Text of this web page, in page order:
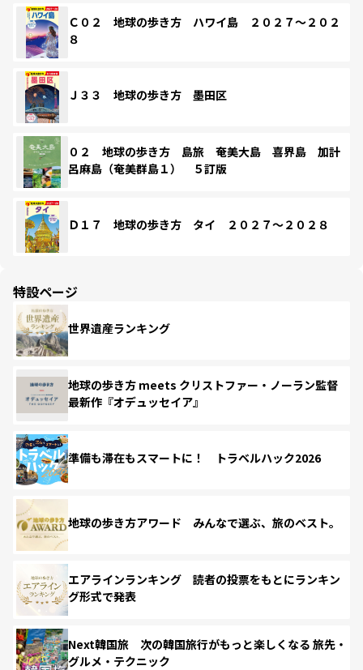
Ｃ０２ 地球の歩き方 ハワイ島 ２０２７～２０２
８
Ｊ３３ 地球の歩き方 墨田区
０２ 地球の歩き方 島旅 奄美大島 喜界島 加計
呂麻島（奄美群島１） ５訂版
Ｄ１７ 地球の歩き方 タイ ２０２７～２０２８
特設ページ
世界遺産ランキング
地球の歩き方 meets クリストファー・ノーラン監督
最新作『オデュッセイア』
準備も滞在もスマートに！ トラベルハック2026
地球の歩き方アワード みんなで選ぶ、旅のベスト。
エアラインランキング 読者の投票をもとにランキン
グ形式で発表
Next韓国旅 次の韓国旅行がもっと楽しくなる 旅先・
グルメ・テクニック